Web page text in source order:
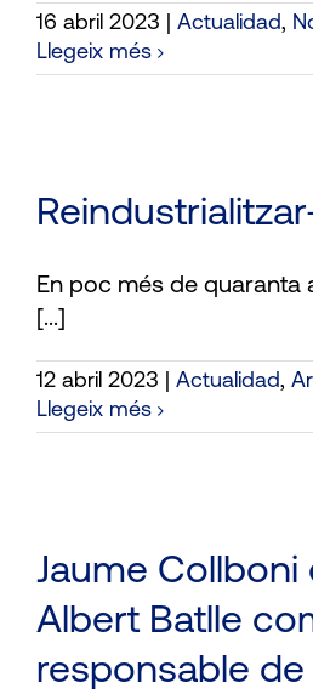
16 abril 2023 Actualidad,
Llegeix més
En poc més de quaranta
[...]
12 abril 2023 Actualidad,
Llegeix més
Jaume
Albert Batlle
responsable de